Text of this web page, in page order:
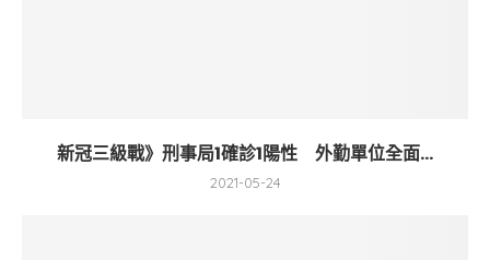
新冠三級戰》刑事局1確診1陽性 外勤單位全面...
2021-05-24